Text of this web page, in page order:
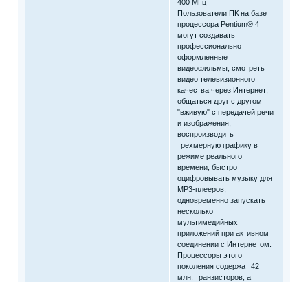
400 MГц
Пользователи ПК на базе
процессора Pentium® 4
могут создавать
профессионально
оформленные
видеофильмы; смотреть
видео телевизионного
качества через Интернет;
общаться друг с другом
"вживую" с передачей речи
и изображения;
воспроизводить
трехмерную графику в
режиме реального
времени; быстро
оцифровывать музыку для
MP3-плееров;
одновременно запускать
несколько
мультимедийных
приложений при активном
соединении с Интернетом.
Процессоры этого
поколения содержат 42
млн. транзисторов, а